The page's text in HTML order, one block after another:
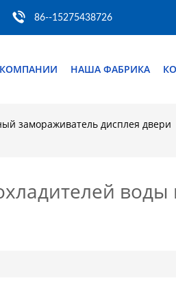
86--15275438726
НАША ФАБРИКА
замораживатель дисплея двери